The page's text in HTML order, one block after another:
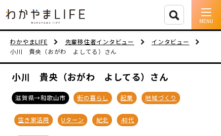
イベント情報
移住支援
しごと
わかやまLIFE 先輩移住者インタビュー
インタビュー
小川 貴央（おがわ よしてる）さん
小川 貴央（おがわ よしてる）さん
滋賀県→和歌山市 街の暮らし 起業 地域づくり
空き家活用 Uターン 紀北 40代